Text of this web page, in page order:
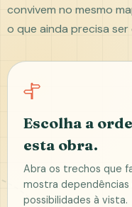
convivem no mesmo
o que ainda precisa
Escolha a
esta obra.
Abra os trechos que
mostra
possibilidades à vista.